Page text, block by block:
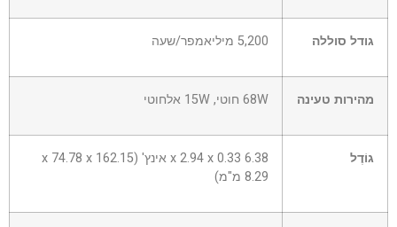
גודל סוללה 5,200 מיליאמפר/שעה
מהירות טעינה 68W חוטי, 15W אלחוטי
גוֹדֶל
6.38 x 2.94 x 0.33 אינץ' (162.15 x 74.78 x
8.29 מ"מ)